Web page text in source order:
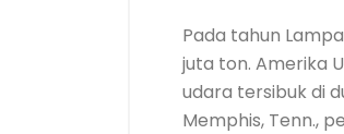
Pada tahun
juta ton. Amerika
udara tersibuk di
Memphis, Tenn.,